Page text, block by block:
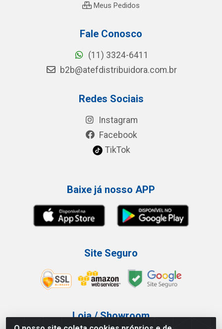
Meus Pedidos
Fale Conosco
(11) 3324-6411
b2b@atefdistribuidora.com.br
Redes Sociais
Instagram
Facebook
TikTok
Baixe já nosso APP
Site Seguro
Loja / Showroom